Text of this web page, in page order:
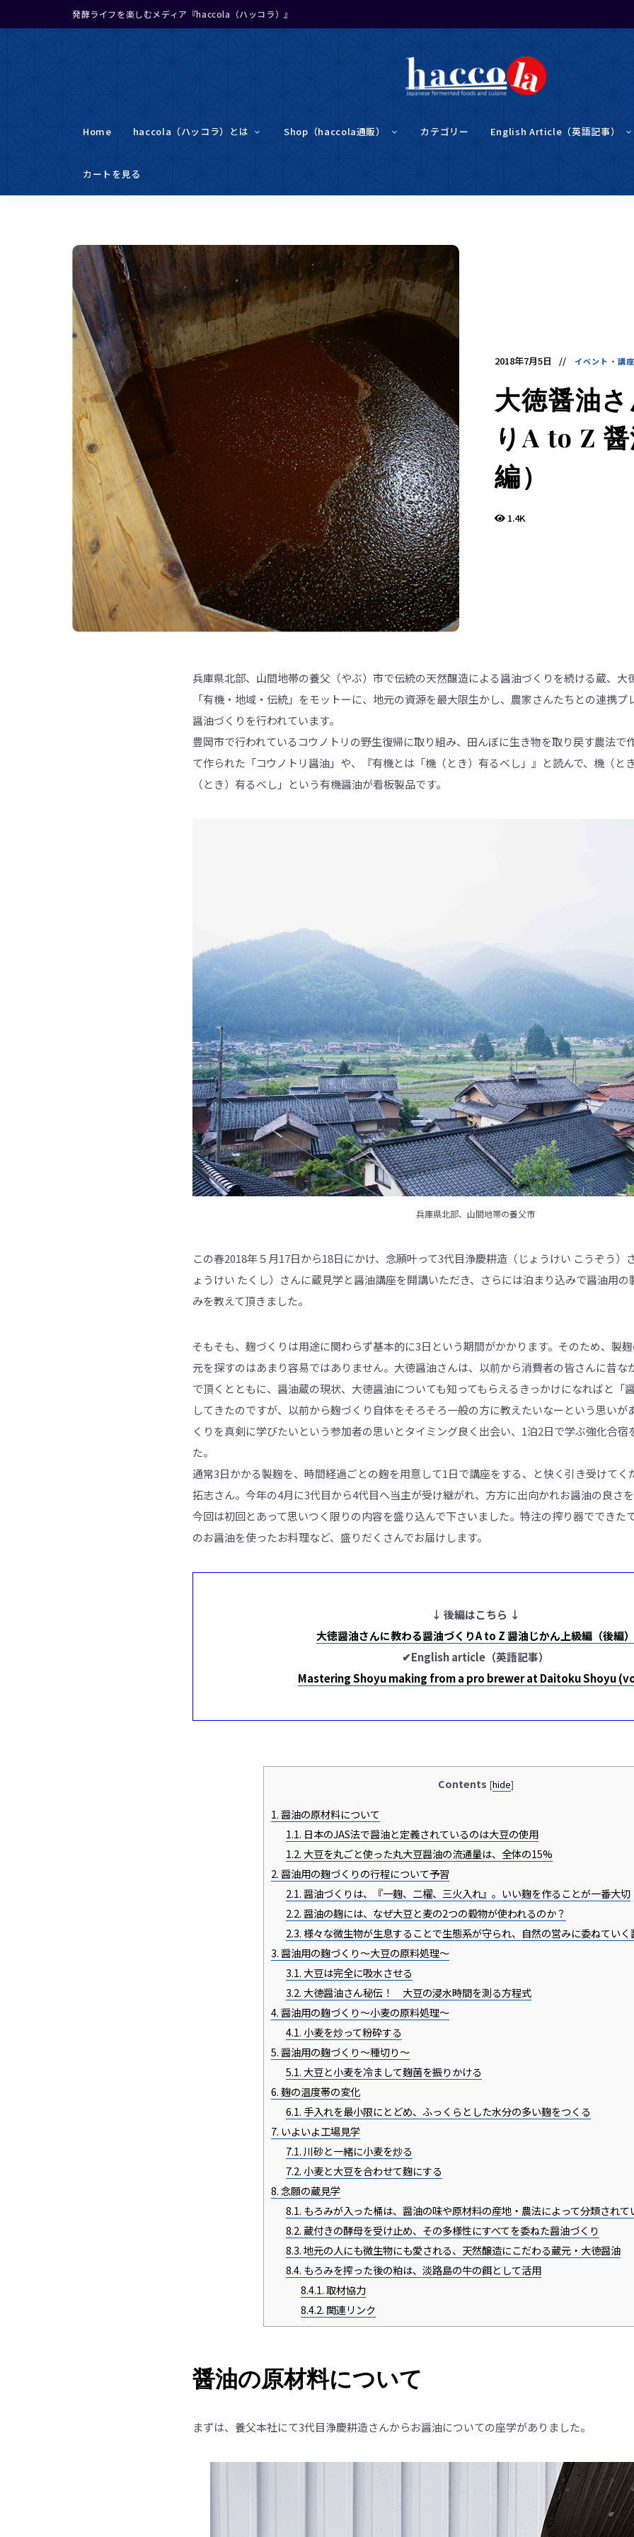
発酵ライフを楽しむメディア『haccola（ハッコラ）』
haccola
む「ハッ
コラ」
ラ
し
む
た
め
の
メ
デ
す。
発
酵
食
品
の
レ
シ
ピ
や
ニ
ュ
ー
ス
を
お
届
け
し
ま
す。
日
本
と
ア
の
発
酵
食
世
界
に
も
っ
と
り
ま
す。
Home haccola（ハッコラ）とは Shop（haccola通販） カテゴリー English Article（英語記事）
カートを見る
2018年7月5日 イベント・講座
大徳醤油
りA to Z
編）
1.4K
兵庫県北部、山間地帯の養父（やぶ）市で伝統の天然醸造による醤油づくりを続ける蔵、大
「有機・地域・伝統」をモットーに、地元の資源を最大限生かし、農家さんたちとの連携プ
醤油づくりを行われています。
豊岡市で行われているコウノトリの野生復帰に取り組み、田んぼに生き物を取り戻す農法で
て作られた「コウノトリ醤油」や、『有機とは「機（とき）有るべし」』と読んで、機（と
（とき）有るべし」という有機醤油が看板製品です。
兵庫県北部、山間地帯の養父市
この春2018年５月17日から18日にかけ、念願叶って3代目浄慶耕造（じょうけい こうぞう）
ょうけい たくし）さんに蔵見学と醤油講座を開講いただき、さらには泊まり込みで醤油用
みを教えて頂きました。
そもそも、麹づくりは用途に関わらず基本的に3日という期間がかかります。そのため、製
元を探すのはあまり容易ではありません。大徳醤油さんは、以前から消費者の皆さんに昔な
で頂くとともに、醤油蔵の現状、大徳醤油についても知ってもらえるきっかけになればと「
してきたのですが、以前から麹づくり自体をそろそろ一般の方に教えたいなーという思いが
くりを真剣に学びたいという参加者の思いとタイミング良く出会い、1泊2日で学ぶ強化合宿
た。
通常3日かかる製麹を、時間経過ごとの麹を用意して1日で講座をする、と快く引き受けてく
拓志さん。今年の4月に3代目から4代目へ当主が受け継がれ、方方に出向かれお醤油の良さを
今回は初回とあって思いつく限りの内容を盛り込んで下さいました。特注の搾り器でできた
のお醤油を使ったお料理など、盛りだくさんでお届けします。
↓ 後編はこちら ↓
大徳醤油さんに教わる醤油づくりA to Z 醤油じかん上級編（後編）
✔English article（英語記事）
Mastering Shoyu making from a pro brewer at Daitoku Shoyu
Contents [hide]
1.醤油の原材料について
1.1. 日本のJAS法で醤油と定義されているのは大豆の使用
1.2. 大豆を丸ごと使った丸大豆醤油の流通量は、全体の15%
2.醤油用の麹づくりの行程について予習
2.1.醤油づくりは、『一麹、二櫂、三火入れ』。いい麹を作ることが一番大切
2.2.醤油の麹には、なぜ大豆と麦の2つの穀物が使われるのか？
2.3.様々な微生物が生息することで生態系が守られ、自然の営みに委ねていく
3.醤油用の麹づくり～大豆の原料処理～
3.1. 大豆は完全に吸水させる
3.2. 大徳醤油さん秘伝！ 大豆の浸水時間を測る方程式
4.醤油用の麹づくり～小麦の原料処理～
4.1. 小麦を炒って粉砕する
5.醤油用の麹づくり～種切り～
5.1. 大豆と小麦を冷まして麹菌を振りかける
6.麹の温度帯の変化
6.1. 手入れを最小限にとどめ、ふっくらとした水分の多い麹をつくる
7. いよいよ工場見学
7.1. 川砂と一緒に小麦を炒る
7.2. 小麦と大豆を合わせて麹にする
8.念願の蔵見学
8.1. もろみが入った桶は、醤油の味や原材料の産地・農法によって分類されて
8.2.蔵付きの酵母を受け止め、その多様性にすべてを委ねた醤油づくり
8.3.地元の人にも微生物にも愛される、天然醸造にこだわる蔵元・大徳醤油
8.4. もろみを搾った後の粕は、淡路島の牛の餌として活用
8.4.1.取材協力
8.4.2. 関連リンク
醤油の原材料について
まずは、養父本社にて3代目浄慶耕造さんからお醤油についての座学がありました。